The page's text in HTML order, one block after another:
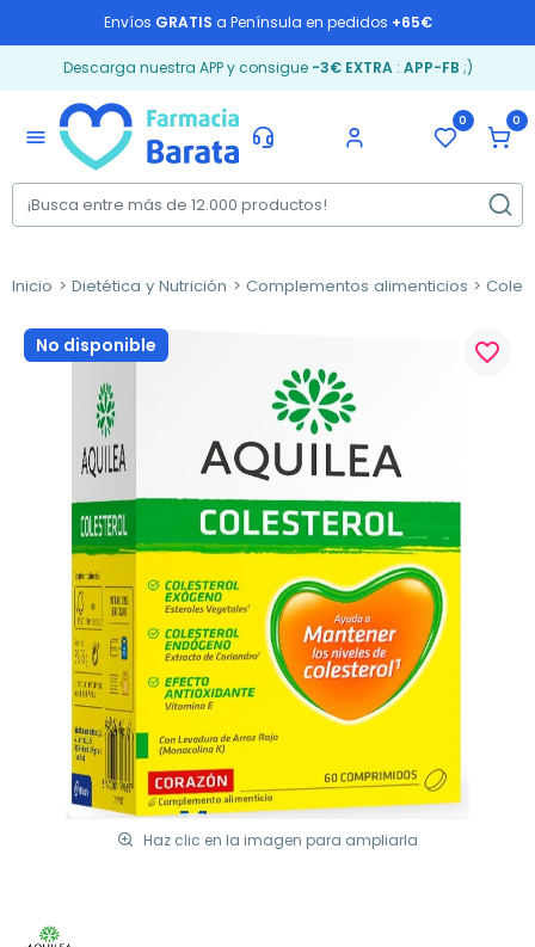
Envíos GRATIS a Península en pedidos +65€
Descarga nuestra APP y consigue -3€ EXTRA: APP-FB ;)
menu
0 0
Inicio Dietética y Nutrición Complementos alimenticios
No disponible
Haz clic en la imagen para ampliarla
favorite_border